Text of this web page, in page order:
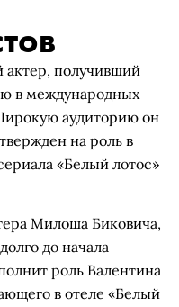
актер, получивший
в международных
аудиторию он
на роль в
«Белый лотос»
Милоша Биковича,
до начала
роль Валентина
в отеле «Белый